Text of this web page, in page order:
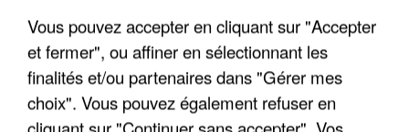
DE FAUNE SAUVAGE SONT...
Vous pouvez accepter en cliquant sur "Accepter
et fermer", ou affiner en sélectionnant les
finalités et/ou partenaires dans "Gérer mes
choix". Vous pouvez également refuser en
cliquant sur "Continuer sans accepter". Vos